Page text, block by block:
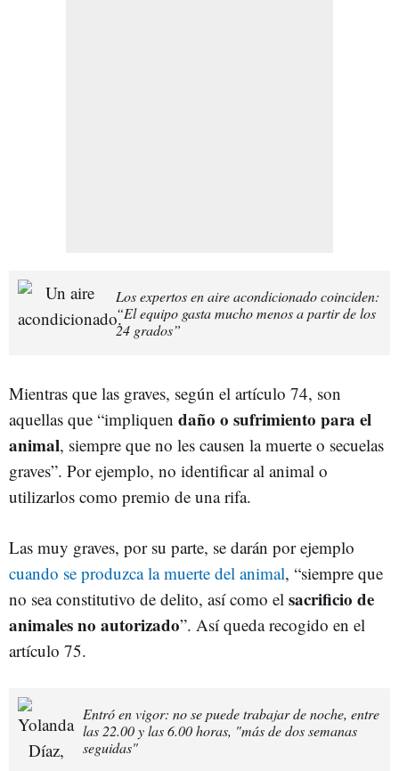
Los expertos en aire acondicionado coinciden:
“El equipo gasta mucho menos a partir de los
24 grados”
Mientras que las graves, según el artículo 74, son
aquellas que “impliquen daño o sufrimiento para el
animal, siempre que no les causen la muerte o secuelas
graves”. Por ejemplo, no identificar al animal o
utilizarlos como premio de una rifa.
Las muy graves, por su parte, se darán por ejemplo
cuando se produzca la muerte del animal, “siempre que
no sea constitutivo de delito, así como el sacrificio de
animales no autorizado”. Así queda recogido en el
artículo 75.
Entró en vigor: no se puede trabajar de noche, entre
las 22.00 y las 6.00 horas, "más de dos semanas
seguidas"